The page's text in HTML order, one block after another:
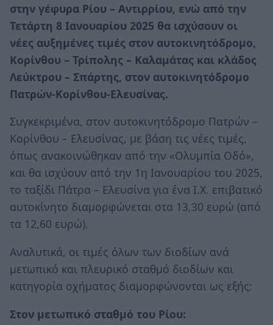
στην γέφυρα Ρίου – Αντιρρίου, ενώ από την
Τετάρτη 8 Ιανουαρίου 2025 θα ισχύσουν οι
νέες αυξημένες τιμές στον αυτοκινητόδρομο,
Κορίνθου – Τρίπολης – Καλαμάτας και κλάδος
Λεύκτρου – Σπάρτης, στον αυτοκινητόδρομο
Πατρών-Κορίνθου-Ελευσίνας.
Συγκεκριμένα, στον αυτοκινητόδρομο Πατρών –
Κορίνθου – Ελευσίνας, με βάση τις νέες τιμές,
όπως ανακοινώθηκαν από την «Ολυμπία Οδό»,
και θα ισχύουν από την 1η Ιανουαρίου του 2025,
το ταξίδι Πάτρα – Ελευσίνα για ένα Ι.Χ. επιβατικό
αυτοκίνητο διαμορφώνεται στα 13,30 ευρώ (από
τα 12,60 ευρώ).
Αναλυτικά, οι τιμές όλων των διοδίων ανά
μετωπικό και πλευρικό σταθμό διοδίων και
κατηγορία οχήματος διαμορφώνονται ως εξής:
Στον μετωπικό σταθμό του Ρίου: